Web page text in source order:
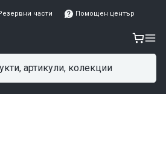
части Помощен център